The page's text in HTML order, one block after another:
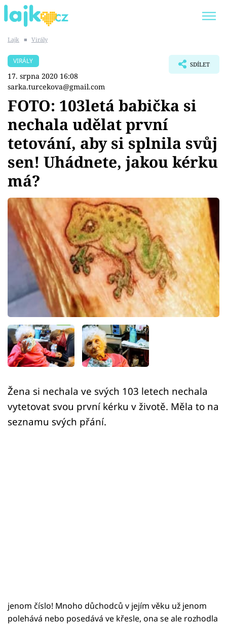
SHOPAHOLICADEL
Témata
Showbyznys
Youtubeři
Virály
Sex a vztahy
Videa
Sledujte prima+
Přihlášení
Sledujte nás
Lajk ■ Virály
VIRÁLY
17. srpna 2020 16:08
sarka.turcekova@gmail.com
SDÍLET
FOTO: 103letá babička si
nechala udělat první
tetování, aby si splnila svůj
sen! Uhádnete, jakou kérku
má?
Žena si nechala ve svých 103 letech nechala
vytetovat svou první kérku v životě. Měla to na
seznamu svých přání.
jenom číslo! Mnoho důchodců v jejím věku už jenom
polehává nebo posedává ve křesle, ona se ale rozhodla